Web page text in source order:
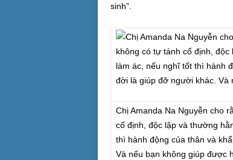
sinh”.
Chị Amanda Na Nguyễn cho
cố định, độc lập và thường
thì hành động của thân và
Và nếu bạn không giúp được